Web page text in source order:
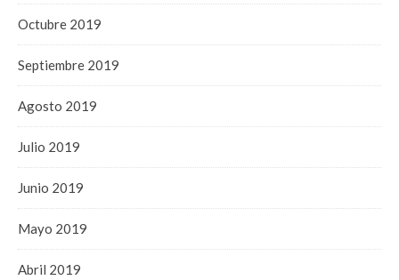
Octubre 2019
Septiembre 2019
Agosto 2019
Julio 2019
Junio 2019
Mayo 2019
Abril 2019